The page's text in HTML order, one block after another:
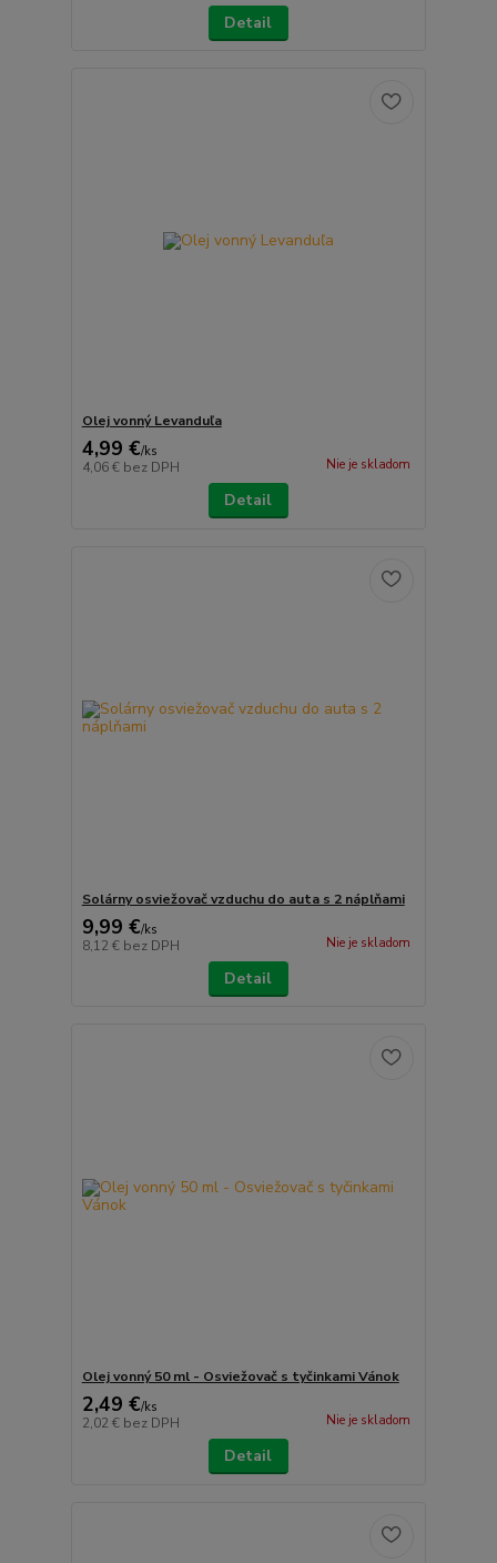
Detail
Olej vonný Levanduľa
4,99 €/ks
4,06 € bez DPH Nie je skladom
Detail
Solárny osviežovač vzduchu do auta s 2 náplňami
9,99 €/ks
8,12 € bez DPH Nie je skladom
Detail
Olej vonný 50 ml - Osviežovač s tyčinkami Vánok
2,49 €/ks
2,02 € bez DPH Nie je skladom
Detail